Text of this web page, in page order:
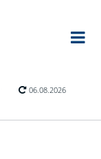
06.08.2026